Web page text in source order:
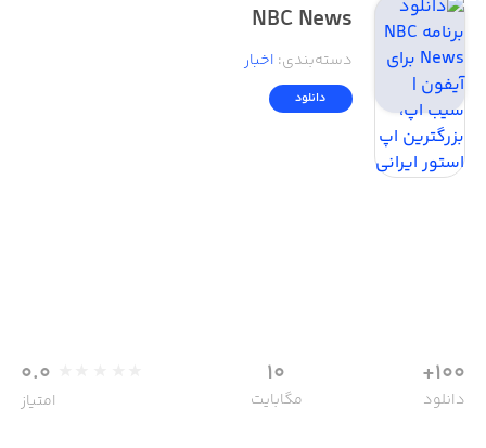
NBC News
دسته‌بندی: اخبار
دانلود
100+
دانلود
10
مگابایت
0.0
امتیاز